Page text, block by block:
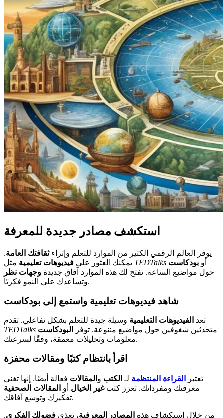
استكشف مصادر جديدة للمعرفة
يوفر العالم الرقمي الكثير من الموارد للتعلم وإثراءثقافتك العامة.
يمكنك العثور على فيديوهات تعليمية TEDTalks أو بودكاست
حول مواضيع الساعة. تفتح لك هذه الموارد آفاق جديدة وجهات نظر
وتساعدك على النمو فكريًا.
شاهد فيديوهات تعليمية واستمع إلى بودكاست
تعد الفيديوهات التعليمية وسيلة جيدة للتعلم بشكل تفاعلي. تقدم
TEDTalks
متحدثين شغوفين حول مواضيع متنوعة. توفر
البودكاست
معلومات وتحليلات معمقة، وفقًا لسرعتك.
اقرأ بانتظام كتبًا ومقالات محفزة
تعتبر القراءة المنتظمة لـ الكتب و المقالات فعالة أيضًا. إنها تغني
معرفتك ومفرداتك. تعزز كتبغير الخيال أو المقالات الصحفية
تفكيرك وتوسع آفاقك.
من خلال استكشاف هذه المصادر المعرفية، تغذي فضولك الفكري.